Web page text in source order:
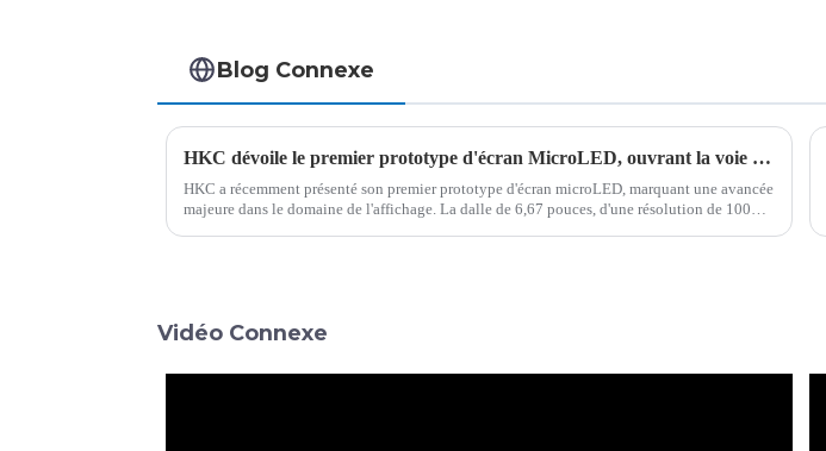
Blog Connexe
HKC dévoile le premier prototype d'écran MicroLED, ouvrant la voie aux écrans de nouvelle génération
HKC a récemment présenté son premier prototype d'écran microLED, marquant une avancée
majeure dans le domaine de l'affichage. La dalle de 6,67 pouces, d'une résolution de 100
Vidéo Connexe